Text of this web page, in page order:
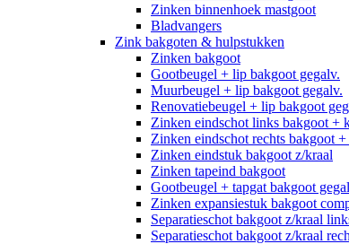
Zinken binnenhoek mastgoot
Bladvangers
Zink bakgoten & hulpstukken
Zinken bakgoot
Gootbeugel + lip bakgoot gegalv.
Muurbeugel + lip bakgoot gegalv.
Renovatiebeugel + lip bakgoot
Zinken eindschot links bakgoot +
Zinken eindschot rechts bakgoot +
Zinken eindstuk bakgoot z/kraal
Zinken tapeind bakgoot
Gootbeugel + tapgat bakgoot
Zinken expansiestuk bakgoot
Separatieschot bakgoot z/kraal
Separatieschot bakgoot z/kraal